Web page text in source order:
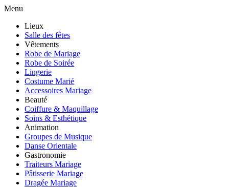
Menu
Lieux
Salle des fêtes
Vêtements
Robe de Mariage
Robe de Soirée
Lingerie
Costume Marié
Accessoires Mariage
Beauté
Coiffure & Maquillage
Soins & Esthétique
Animation
Groupes de Musique
Danse Orientale
Gastronomie
Traiteurs Mariage
Pâtisserie Mariage
Dragée Mariage